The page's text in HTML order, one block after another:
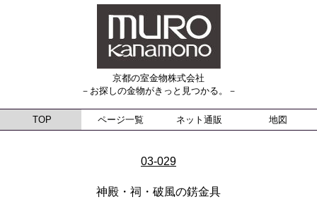
京都の室金物株式会社
－お探しの金物がきっと見つかる。－
TOP ページ一覧 ネット通販 地図
03-029
神殿・祠・破風の錺金具